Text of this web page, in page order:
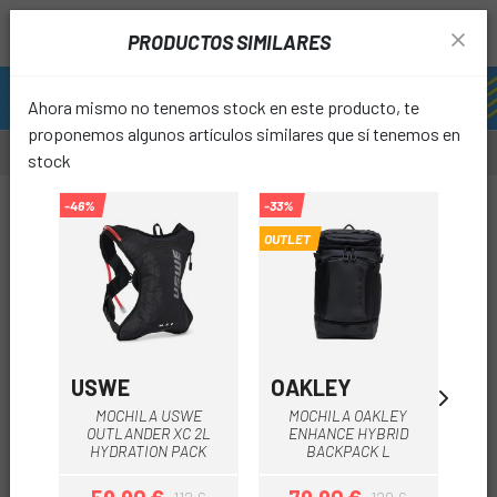
PRODUCTOS SIMILARES
Ahora mismo no tenemos stock en este producto, te
proponemos algunos artículos similares que sí tenemos en
stock
-46%
USWE
MOCHILA USWE
OUTLANDER XC 2L
HYDRATION PACK
-33%
OUTLET
OAKLEY
MOCHILA OAKLEY
ENHANCE HYBRID
BACKPACK L